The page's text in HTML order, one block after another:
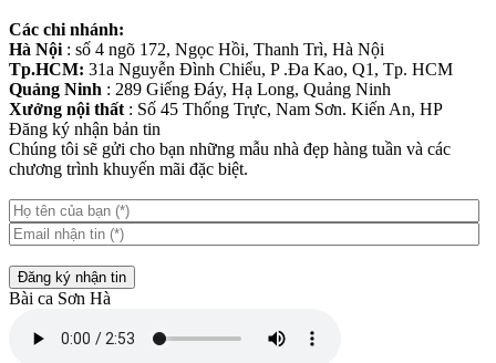
Các chi nhánh:
Hà Nội : số 4 ngõ 172, Ngọc Hồi, Thanh Trì, Hà Nội
Tp.HCM: 31a Nguyễn Đình Chiểu, P .Đa Kao, Q1, Tp. HCM
Quảng Ninh : 289 Giếng Đáy, Hạ Long, Quảng Ninh
Xưởng nội thất : Số 45 Thống Trực, Nam Sơn. Kiến An, HP
Đăng ký nhận bản tin
Chúng tôi sẽ gửi cho bạn những mẫu nhà đẹp hàng tuần và các
chương trình khuyến mãi đặc biệt.
Đăng ký nhận tin
Bài ca Sơn Hà